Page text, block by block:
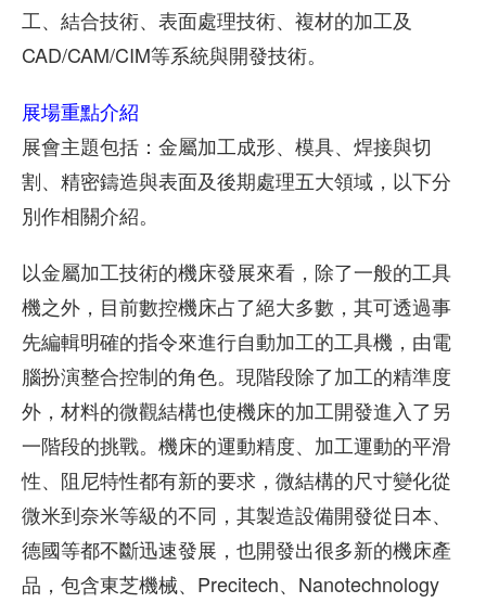
工、結合技術、表面處理技術、複材的加工及
CAD/CAM/CIM等系統與開發技術。
展場重點介紹
展會主題包括：金屬加工成形、模具、焊接與切
割、精密鑄造與表面及後期處理五大領域，以下分
別作相關介紹。
以金屬加工技術的機床發展來看，除了一般的工具
機之外，目前數控機床占了絕大多數，其可透過事
先編輯明確的指令來進行自動加工的工具機，由電
腦扮演整合控制的角色。現階段除了加工的精準度
外，材料的微觀結構也使機床的加工開發進入了另
一階段的挑戰。機床的運動精度、加工運動的平滑
性、阻尼特性都有新的要求，微結構的尺寸變化從
微米到奈米等級的不同，其製造設備開發從日本、
德國等都不斷迅速發展，也開發出很多新的機床產
品，包含東芝機械、Precitech、Nanotechnology